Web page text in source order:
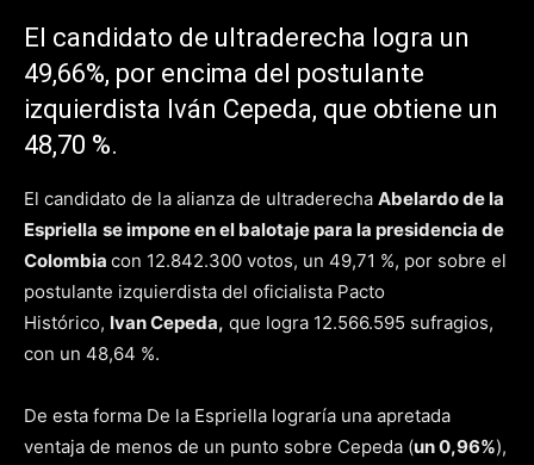
El candidato de ultraderecha logra un
49,66%, por encima del postulante
izquierdista Iván Cepeda, que obtiene un
48,70 %.
El candidato de la alianza de ultraderecha Abelardo de la
Espriella se impone en el balotaje para la presidencia de
Colombia con 12.842.300 votos, un 49,71 %, por sobre el
postulante izquierdista del oficialista Pacto
Histórico, Ivan Cepeda, que logra 12.566.595 sufragios,
con un 48,64 %.
De esta forma De la Espriella lograría una apretada
ventaja de menos de un punto sobre Cepeda (un 0,96%),